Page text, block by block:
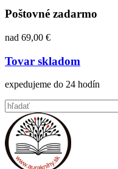
Poštovné zadarmo
nad 69,00 €
Tovar skladom
expedujeme do 24 hodín